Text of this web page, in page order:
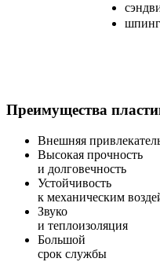
Преимущества
Внешняя
Высокая прочность
и долговечность
Устойчивость
к механическим
Звуко
и теплоизоляция
Большой
срок службы